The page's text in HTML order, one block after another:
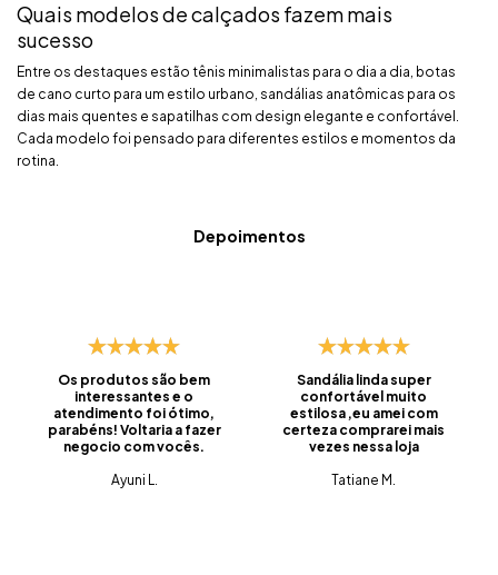
Quais modelos de calçados fazem mais
sucesso
Entre os destaques estão tênis minimalistas para o dia a dia, botas
de cano curto para um estilo urbano, sandálias anatômicas para os
dias mais quentes e sapatilhas com design elegante e confortável.
Cada modelo foi pensado para diferentes estilos e momentos da
rotina.
Depoimentos
Os produtos são bem
interessantes e o
atendimento foi ótimo,
parabéns! Voltaria a fazer
negocio com vocês.
Ayuni L.
Sandália linda super
confortável muito
estilosa ,eu amei com
certeza comprarei mais
vezes nessa loja
Tatiane M.